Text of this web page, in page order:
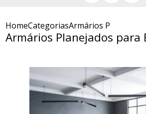
HomeCategoriasArmários
Armários Planejados para